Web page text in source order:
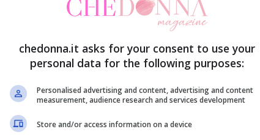
a uno scopo pratico: trasportare le pesanti
accade nel mondo della moda, gli oggetti
reinterpretati con creatività. Già negli anni
il salto dal campo sportivo alla passerella,
ePradache ne hanno colto il potenziale
chedonna.it asks for your consent to use your
personal data for the following purposes:
Personalised advertising and content, advertising and content
measurement, audience research and services development
Store and/or access information on a device